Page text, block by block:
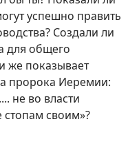
успешно править
Создали ли
для общего
же показывает
пророка Иеремии:
не во власти
своим»?